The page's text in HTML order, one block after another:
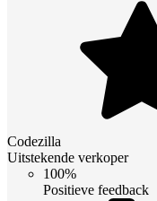
Codezilla
Uitstekende verkoper
100%
Positieve feedback